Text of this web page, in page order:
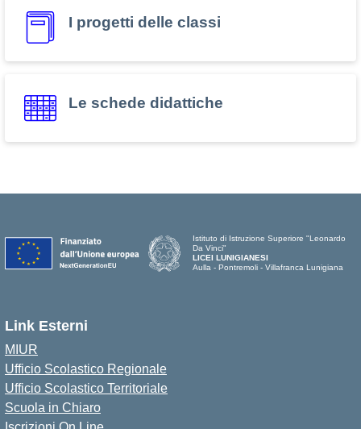
I progetti delle classi
Le schede didattiche
Istituto di Istruzione Superiore "Leonardo
Da Vinci"
LICEI LUNIGIANESI
Aulla - Pontremoli - Villafranca Lunigiana
Link Esterni
MIUR
Ufficio Scolastico Regionale
Ufficio Scolastico Territoriale
Scuola in Chiaro